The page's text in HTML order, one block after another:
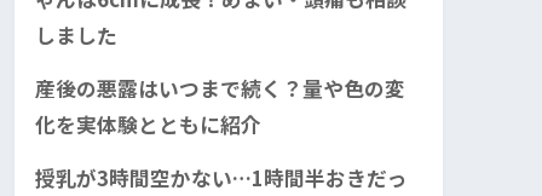
しました
産後の悪露はいつまで続く？量や色の変
化を実体験とともに紹介
授乳が3時間空かない…1時間半おきだっ